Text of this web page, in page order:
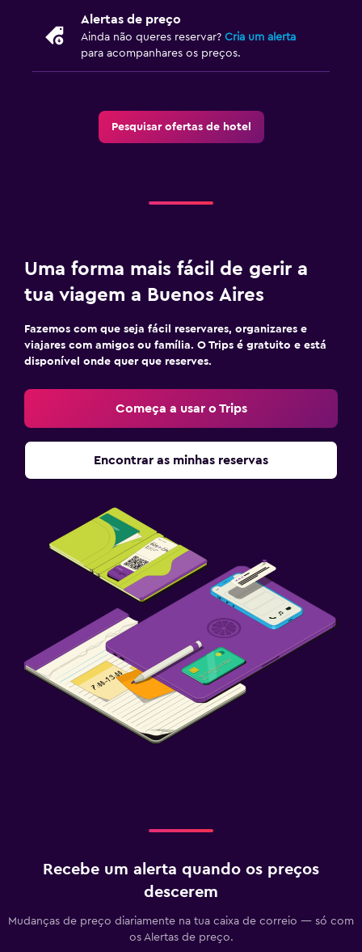
Alertas de preço
Ainda não queres reservar? Cria um alerta
para acompanhares os preços.
Pesquisar ofertas de hotel
Uma forma mais fácil de gerir a
tua viagem a Buenos Aires
Fazemos com que seja fácil reservares, organizares e
viajares com amigos ou família. O Trips é gratuito e está
disponível onde quer que reserves.
Começa a usar o Trips
Encontrar as minhas reservas
Recebe um alerta quando os preços
descerem
Mudanças de preço diariamente na tua caixa de correio — só com
os Alertas de preço.